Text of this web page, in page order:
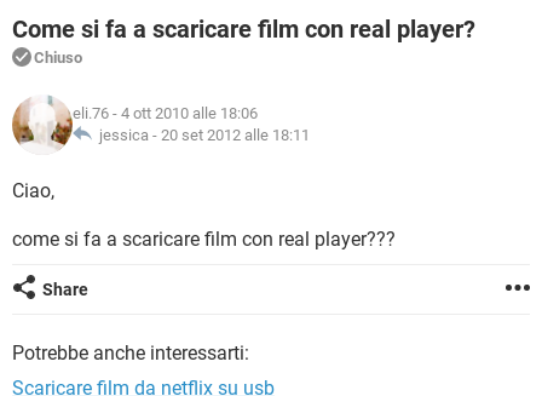
INSTAGRAM WHATSAPP
TIKTOK
HARDWARE
iOS
INSTAGRAM
TIKTOK FACEBOOK
COVID-19 GAMING
INTRATTENIMENTO
iOS
INSTAGRAM
TIKTOK
HARDWARE
FORUM
COVID-19
INTRATTENIMENTO ANDROID
HARDWARE
GLOSSARIO
COVID-19
INTRATTENIMENTO
iOS WINDOWS 10
INSTAGRAM
HARDWARE
Come si fa a scaricare film con real player?
Chiuso
eli.76 - 4 ott 2010 alle 18:06
jessica - 20 set 2012 alle 18:11
Ciao,
come si fa a scaricare film con real player???
Share
Potrebbe anche interessarti:
Scaricare film da netflix su usb